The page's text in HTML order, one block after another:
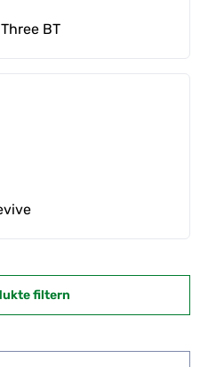
BT
filtern